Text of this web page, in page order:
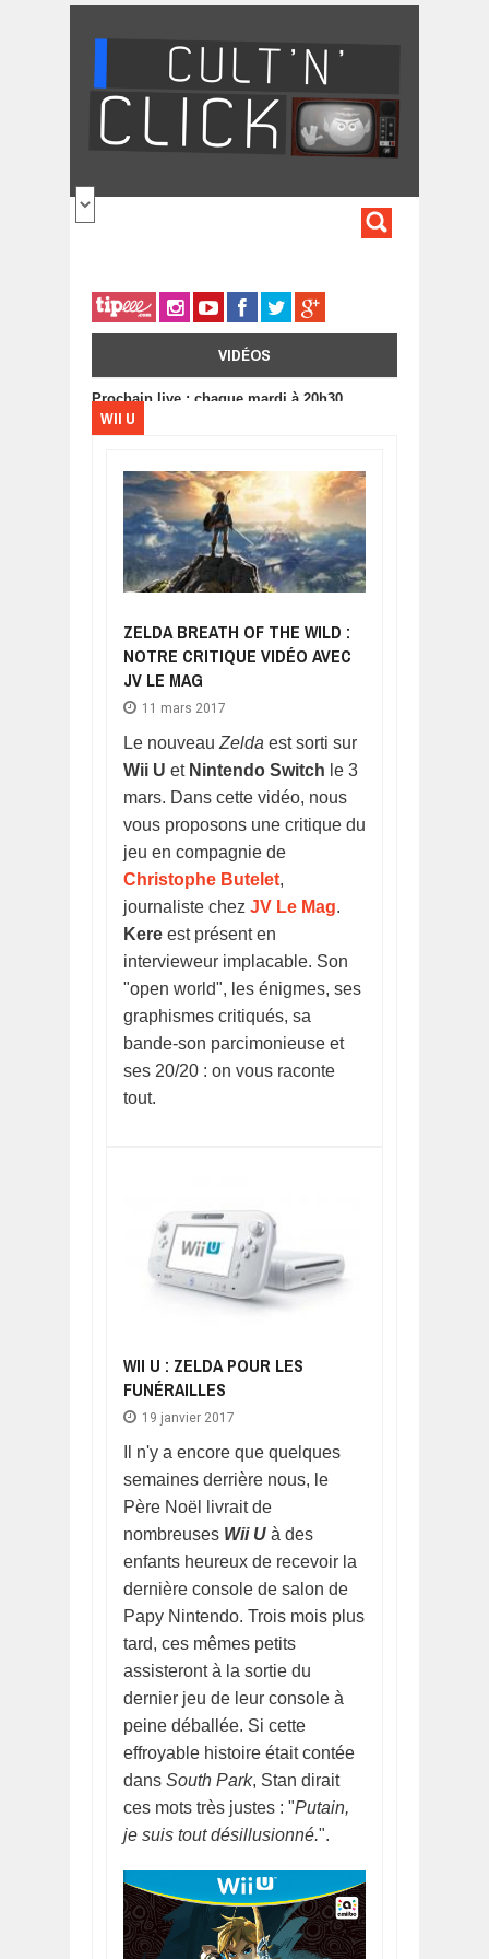
VIDÉOS
Prochain live : chaque mardi à 20h30
WII U
ZELDA BREATH OF THE WILD :
NOTRE CRITIQUE VIDÉO AVEC
JV LE MAG
11 mars 2017
Le nouveau Zelda est sorti sur
Wii U et Nintendo Switch le 3
mars. Dans cette vidéo, nous
vous proposons une critique du
jeu en compagnie de
Christophe Butelet,
journaliste chez JV Le Mag.
Kere est présent en
intervieweur implacable. Son
"open world", les énigmes, ses
graphismes critiqués, sa
bande-son parcimonieuse et
ses 20/20 : on vous raconte
tout.
WII U : ZELDA POUR LES
FUNÉRAILLES
19 janvier 2017
Il n'y a encore que quelques
semaines derrière nous, le
Père Noël livrait de
nombreuses Wii U à des
enfants heureux de recevoir la
dernière console de salon de
Papy Nintendo. Trois mois plus
tard, ces mêmes petits
assisteront à la sortie du
dernier jeu de leur console à
peine déballée. Si cette
effroyable histoire était contée
dans South Park, Stan dirait
ces mots très justes : "Putain,
je suis tout désillusionné.".